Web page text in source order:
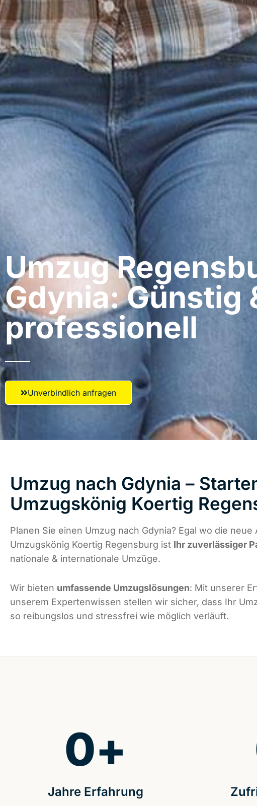
Umzug
Gdynia: Günstig
professionell​
Unverbindlich anfragen
Umzug nach Gdynia –
Umzugskönig Koertig
Planen Sie einen Umzug nach Gdynia? Egal wo die neue
Umzugskönig Koertig Regensburg ist Ihr zuverlässiger
nationale & internationale Umzüge.
Wir bieten umfassende Umzugslösungen: Mit unserer
unserem Expertenwissen stellen wir sicher, dass Ihr
so reibungslos und stressfrei wie möglich verläuft.
Jahre Erfahrung
0+